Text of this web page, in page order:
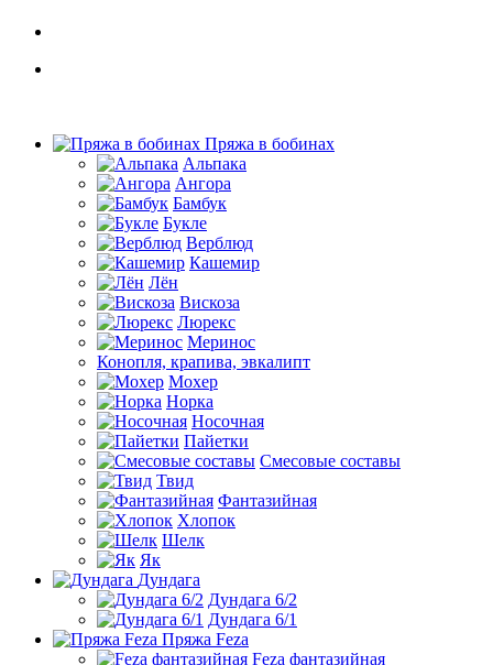
Пряжа в бобинах
Альпака
Ангора
Бамбук
Букле
Верблюд
Кашемир
Лён
Вискоза
Люрекс
Меринос
Конопля, крапива, эвкалипт
Мохер
Норка
Носочная
Пайетки
Смесовые составы
Твид
Фантазийная
Хлопок
Шелк
Як
Дундага
Дундага 6/2
Дундага 6/1
Пряжа Feza
Feza фантазийная